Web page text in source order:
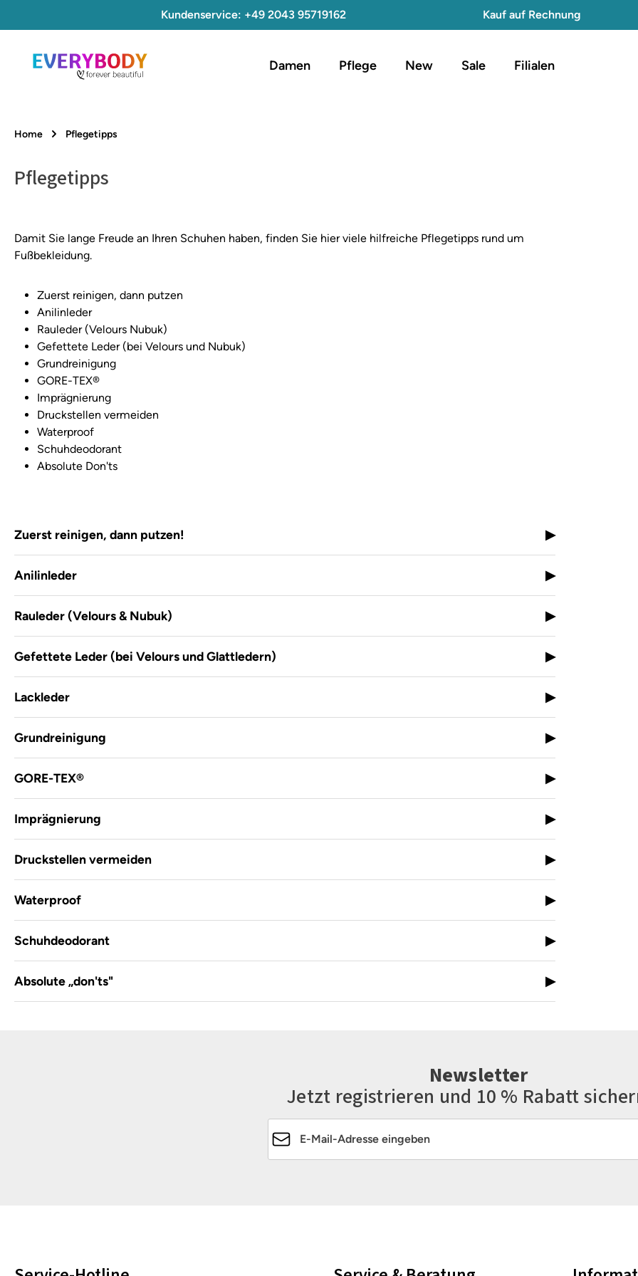
Zur Hauptnavigation springenKundenservice: +49 2043 95719162 Kauf auf Rechnung
Damen Pflege New Sale Filialen
Home Pflegetipps
Pflegetipps
Damit Sie lange Freude an Ihren Schuhen haben, finden Sie hier viele hilfreiche Pflegetipps rund um
Fußbekleidung.
Zuerst reinigen, dann putzen
Anilinleder
Rauleder (Velours Nubuk)
Gefettete Leder (bei Velours und Nubuk)
Grundreinigung
GORE-TEX®
Imprägnierung
Druckstellen vermeiden
Waterproof
Schuhdeodorant
Absolute Don'ts
Zuerst reinigen, dann putzen! ▶
Anilinleder ▶
Rauleder (Velours & Nubuk) ▶
Gefettete Leder (bei Velours und Glattledern) ▶
Lackleder ▶
Grundreinigung ▶
GORE-TEX® ▶
Imprägnierung ▶
Druckstellen vermeiden ▶
Waterproof ▶
Schuhdeodorant ▶
Absolute „don'ts" ▶
Newsletter
Jetzt registrieren und 10 % Rabatt